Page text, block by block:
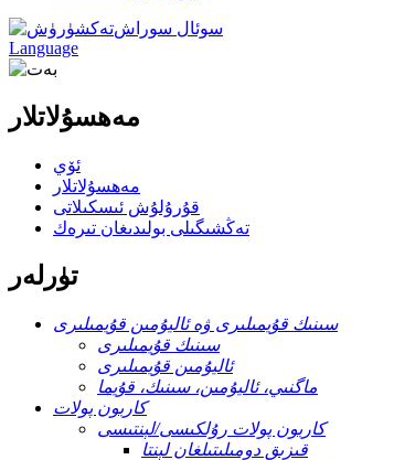
سوئال سوراش
Language
مەھسۇلاتلار
ئۆي
مەھسۇلاتلار
قۇرۇلۇش ئىسكىلاتى
تەڭشىگىلى بولىدىغان تىرەك
تۈرلەر
سىنىك قۇيمىلىرى ۋە ئاليۇمىن قۇيمىلىرى
سىنىك قۇيمىلىرى
ئاليۇمىن قۇيمىلىرى
ماگنىي، ئاليۇمىن، سىنىك، قۇيما
كاربون پولات
كاربون پولات رۇلكىسى/لېنتىسى
قىزىق دومىلىتىلغان لېنتا